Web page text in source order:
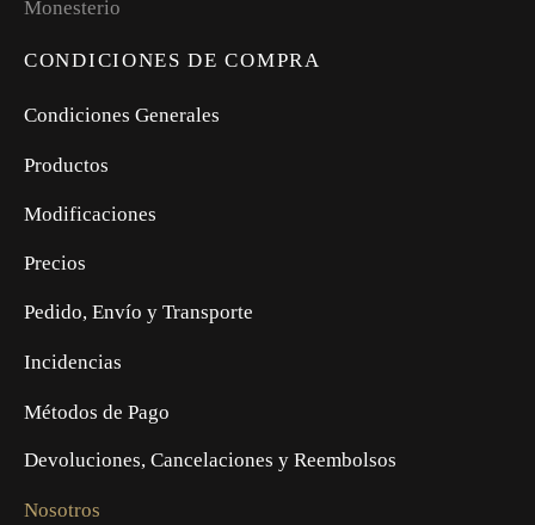
CONDICIONES DE COMPRA
Condiciones Generales
Productos
Modificaciones
Precios
Pedido, Envío y Transporte
Incidencias
Métodos de Pago
Devoluciones, Cancelaciones y Reembolsos
Nosotros